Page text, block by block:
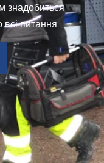
знадобиться
питання